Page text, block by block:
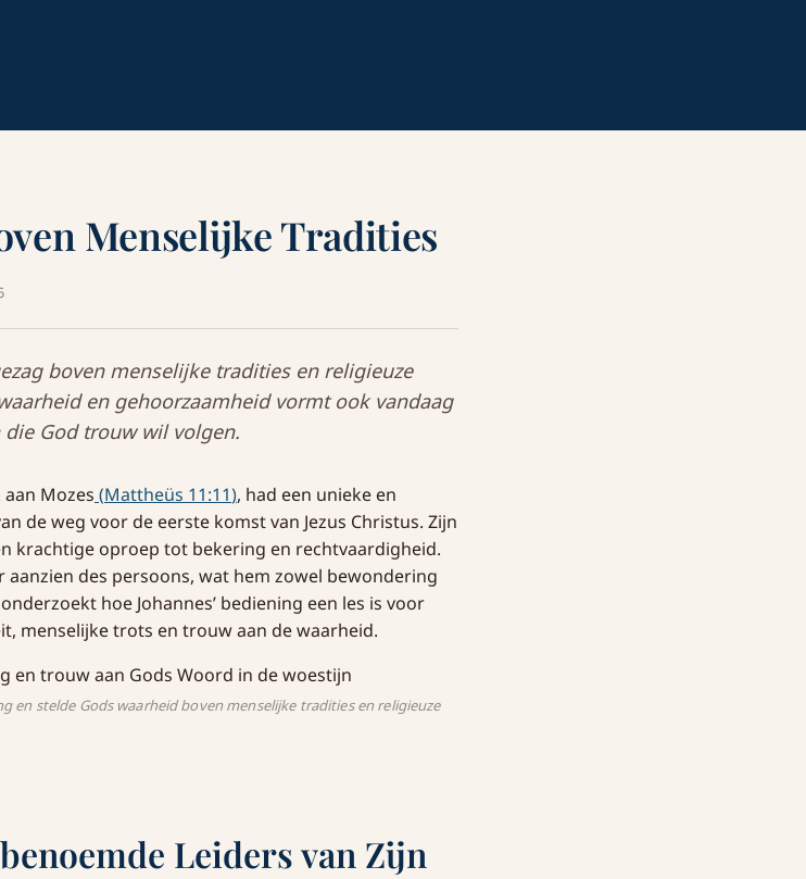
Menselijke Tradities
boven menselijke tradities en religieuze
en gehoorzaamheid vormt ook vandaag
God trouw wil volgen.
Mozes (Mattheüs 11:11), had een unieke en
de weg voor de eerste komst van Jezus Christus. Zijn
krachtige oproep tot bekering en rechtvaardigheid.
des persoons, wat hem zowel bewondering
hoe Johannes’ bediening een les is voor
menselijke trots en trouw aan de waarheid.
en stelde Gods waarheid boven menselijke tradities en religieuze
Leiders van Zijn